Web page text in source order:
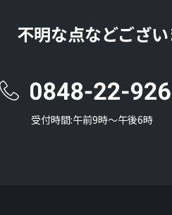
不明な点などござ
受付時間:午前9時〜午後6時